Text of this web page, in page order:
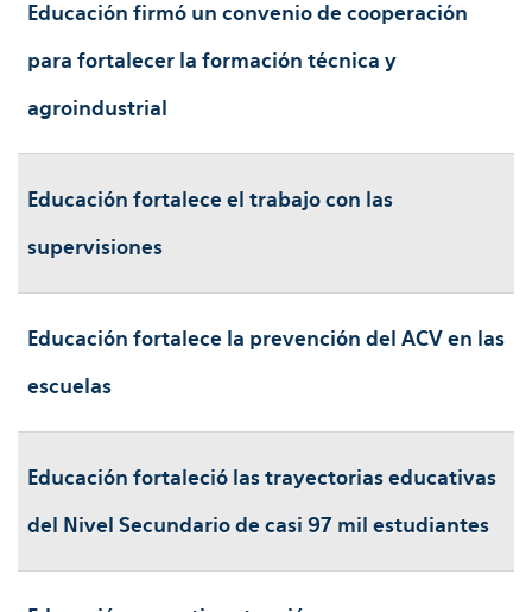
Educación firmó un convenio de cooperación
para fortalecer la formación técnica y
agroindustrial
Educación fortalece el trabajo con las
supervisiones
Educación fortalece la prevención del ACV en las
escuelas
Educación fortaleció las trayectorias educativas
del Nivel Secundario de casi 97 mil estudiantes